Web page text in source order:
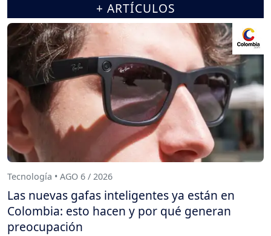
+ ARTÍCULOS
Tecnología • AGO 6 / 2026
Las nuevas gafas inteligentes ya están en
Colombia: esto hacen y por qué generan
preocupación